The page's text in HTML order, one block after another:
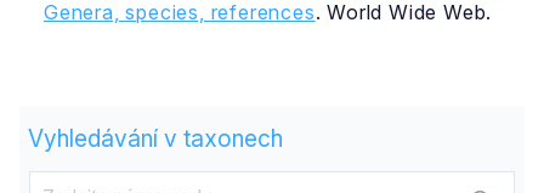
Genera, species, references. World Wide Web.
Vyhledávání v taxonech